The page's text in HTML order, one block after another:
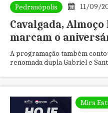
Pedranópolis 11/09/
Cavalgada, Almoço
marcam o
A programação também
renomada dupla Gabriel e
Mira